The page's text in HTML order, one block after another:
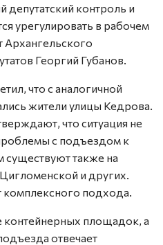
депутатский контроль и
урегулировать в рабочем
Архангельского
Георгий Губанов.
что с аналогичной
жители улицы Кедрова.
что ситуация не
с подъездом к
также на
и других.
подхода.
контейнерных площадок, а
отвечает